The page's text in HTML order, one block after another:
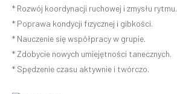
* Rozwój koordynacji ruchowej i zmysłu rytmu.
* Poprawa kondycji fizycznej i gibkości.
* Nauczenie się współpracy w grupie.
* Zdobycie nowych umiejętności tanecznych.
* Spędzenie czasu aktywnie i twórczo.